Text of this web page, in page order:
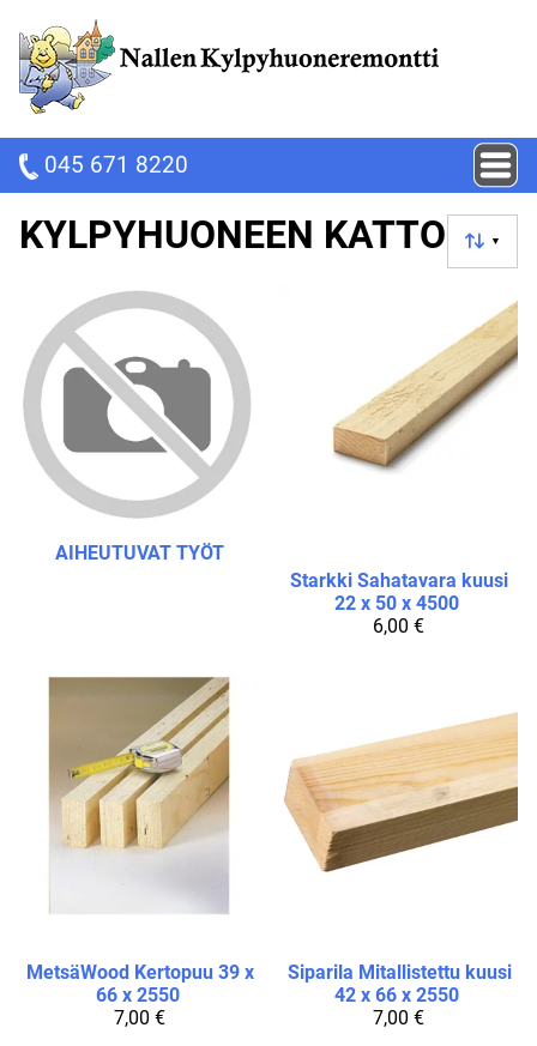
045 671 8220
▼
KYLPYHUONEEN KATTO
AIHEUTUVAT TYÖT
Starkki Sahatavara kuusi
22 x 50 x 4500
6,00 €
MetsäWood Kertopuu 39 x
66 x 2550
7,00 €
Siparila Mitallistettu kuusi
42 x 66 x 2550
7,00 €